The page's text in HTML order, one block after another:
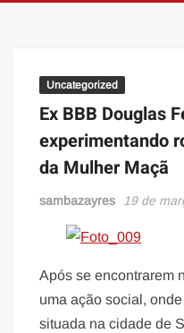
Uncategorized
Ex BBB Douglas
experimentando
da Mulher Maçã
sambazayres 19 de
Após se encontrarem
uma ação social,
situada na cidade de